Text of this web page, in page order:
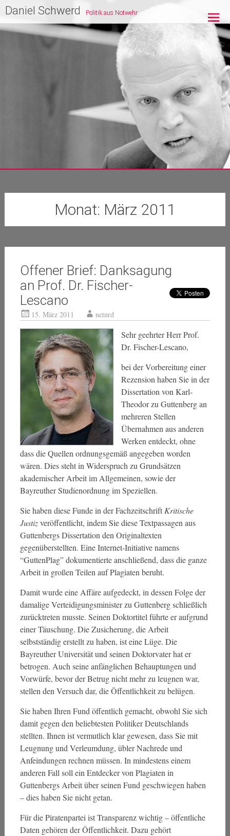
Zum
Inhalt
springen
Daniel Schwerd Politik aus Notwehr
Monat: März 2011
Offener Brief: Danksagung
an Prof. Dr. Fischer-
Lescano
15. März 2011 netnrd
Sehr geehrter Herr Prof.
Dr. Fischer-Lescano,
bei der Vorbereitung einer
Rezension haben Sie in der
Dissertation von Karl-
Theodor zu Guttenberg an
mehreren Stellen
Übernahmen aus anderen
Werken entdeckt, ohne
dass die Quellen ordnungsgemäß angegeben worden
wären. Dies steht in Widerspruch zu Grundsätzen
akademischer Arbeit im Allgemeinen, sowie der
Bayreuther Studienordnung im Speziellen.
Sie haben diese Funde in der Fachzeitschrift Kritische
Justizveröffentlicht, indem Sie diese Textpassagen aus
Guttenbergs Dissertation den Originaltexten
gegenüberstellten. Eine Internet-Initiative namens
“GuttenPlag” dokumentierte anschließend, dass die ganze
Arbeit in großen Teilen auf Plagiaten beruht.
Damit wurde eine Affäre aufgedeckt, in dessen Folge der
damalige Verteidigungsminister zu Guttenberg schließlich
zurücktreten musste. Seinen Doktortitel führte er aufgrund
einer Täuschung. Die Zusicherung, die Arbeit
selbstständig erstellt zu haben, ist eine Lüge. Die
Bayreuther Universität und seinen Doktorvater hat er
betrogen. Auch seine anfänglichen Behauptungen und
Vorwürfe, bevor der Betrug nicht mehr zu leugnen war,
stellen den Versuch dar, die Öffentlichkeit zu belügen.
Sie haben Ihren Fund öffentlich gemacht, obwohl Sie sich
damit gegen den beliebtesten Politiker Deutschlands
stellten. Ihnen ist vermutlich klar gewesen, dass Sie mit
Leugnung und Verleumdung, übler Nachrede und
Anfeindungen rechnen müssen. In mindestens einem
anderen Fall soll ein Entdecker von Plagiaten in
Guttenbergs Arbeit über seinen Fund geschwiegen haben
– dies haben Sie nicht getan.
Für die Piratenpartei ist Transparenz wichtig – öffentliche
Daten gehören der Öffentlichkeit. Dazu gehört